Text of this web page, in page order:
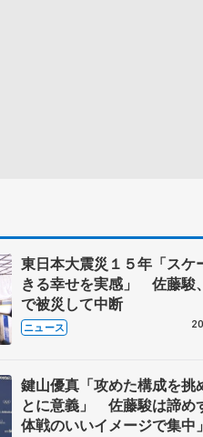
東日本大震災１５年「スケ
きる幸せを実感」 佐藤駿
で被災して中断
ニュース
鍵山優真「攻めた構成を挑
とに意義」 佐藤駿は諦め
体戦のいいイメージで集中